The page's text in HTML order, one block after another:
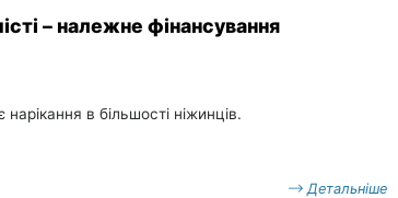
– належне фінансування
нарікання в більшості ніжинців.
Детальніше